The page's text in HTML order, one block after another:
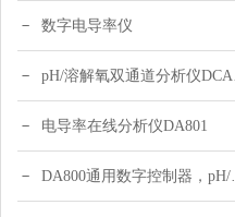
数字电导率仪
pH/溶解氧双通道分析仪DCA120
电导率在线分析仪DA801
DA800通用数字控制器，pH/DO/ORP多参数